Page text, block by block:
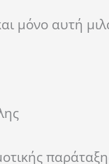
μόνο αυτή